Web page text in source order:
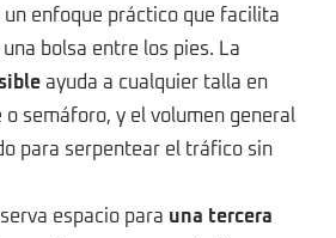
un enfoque práctico que facilita
bolsa entre los pies. La
ayuda a cualquier talla en
o semáforo, y el volumen general
para serpentear el tráfico sin
espacio para una tercera